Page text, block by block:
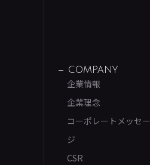
COMPANY
企業情報
企業理念
コーポレートメッセー
ジ
CSR